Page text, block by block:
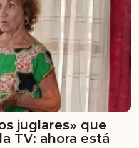
juglares» que
TV: ahora está